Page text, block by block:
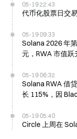
05-19 22:43
代币化股票日交
05-19 09:33
Solana 2026 年
元，RWA 市值
05-19 06:32
Solana RWA 借
长 115%，因
05-19 05:40
Circle 上周在